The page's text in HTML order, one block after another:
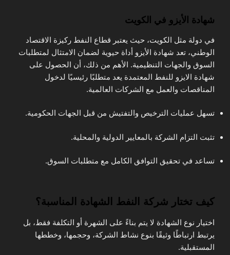
شهادة الأيزو في الكويت
في دولة مثل الكويت، حيث يعتبر قطاع النفط ركيزة الاقتصاد
الوطني، تعد شهادة الأيزو أداة حيوية لضمان الامتثال لمتطلبات
السوق والجهات التنظيمية. الأهم من ذلك، أن الحصول على
شهادة الايزو للنفط المعتمدة يعد متطلبًا رئيسيًا لدخول
المناقصات والعمل مع الشركات العالمية.
تسهل عمليات الترخيص والتفتيش من قبل الجهات الحكومية.
تثبت التزام الشركة بالمعايير الدولية والمحلية.
تساعد في تحقيق التوافق الكامل مع متطلبات السوق.
كيف تختار شركة النفط الشهادة المناسبة؟
اختيار نوع الشهادة لا يتم بناءً على الشهرة أو التكلفة فقط، بل
يرتبط ارتباطًا وثيقًا بنوع نشاط الشركة، وحجمها، وخططها
المستقبلية.